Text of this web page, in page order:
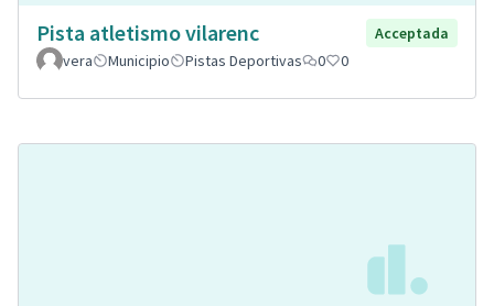
Pista atletismo vilarenc
Acceptada
vera
Municipio Pistas Deportivas 0 0